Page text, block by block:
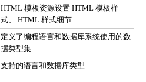
HTML 模板资源设置 HTML 模板样
式、 HTML 样式细节
定义了编程语言和数据库系统使用的数
据类型集
支持的语言和数据库类型